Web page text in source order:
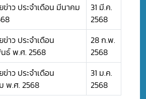
าว ประจำเดือน มีนาคม
31 มี.ค.
2568
าว ประจำเดือน
ธ์ พ.ศ. 2568
28 ก.พ.
2568
าว ประจำเดือน
พ.ศ. 2568
31 ม.ค.
2568